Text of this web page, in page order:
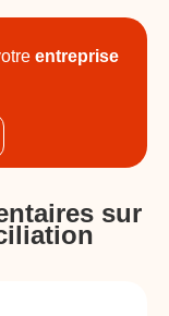
entreprise
sur